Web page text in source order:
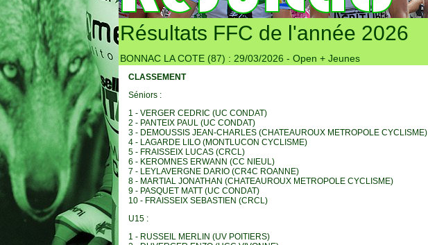
Résultats FFC de l'année 2026
BONNAC LA COTE (87) : 29/03/2026 - Open + Jeunes
CLASSEMENT
Séniors :
1 - VERGER CEDRIC (UC CONDAT)
2 - PANTEIX PAUL (UC CONDAT)
3 - DEMOUSSIS JEAN-CHARLES (CHATEAUROUX METROPOLE CYCLISME)
4 - LAGARDE LILO (MONTLUCON CYCLISME)
5 - FRAISSEIX LUCAS (CRCL)
6 - KEROMNES ERWANN (CC NIEUL)
7 - LEYLAVERGNE DARIO (CR4C ROANNE)
8 - MARTIAL JONATHAN (CHATEAUROUX METROPOLE CYCLISME)
9 - PASQUET MATT (UC CONDAT)
10 - FRAISSEIX SEBASTIEN (CRCL)
U15 :
1 - RUSSEIL MERLIN (UV POITIERS)